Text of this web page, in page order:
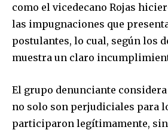
como el vicedecano Rojas
las impugnaciones que
postulantes, lo cual, según los
muestra un claro
El grupo denunciante considera
no solo son perjudiciales para
participaron legítimamente,